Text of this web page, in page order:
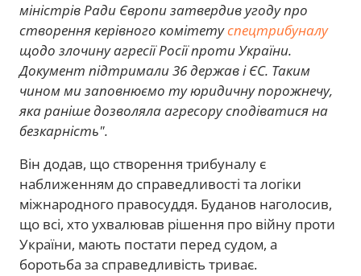
міністрів Ради Європи затвердив угоду про
створення керівного комітетуспецтрибуналу
щодо злочину агресії Росії проти України.
Документ підтримали 36 держав і ЄС. Таким
чином ми заповнюємо ту юридичну порожнечу,
яка раніше дозволяла агресору сподіватися на
безкарність".
Він додав, що створення трибуналу є
наближенням до справедливості та логіки
міжнародного правосуддя. Буданов наголосив,
що всі, хто ухвалював рішення про війну проти
України, мають постати перед судом, а
боротьба за справедливість триває.